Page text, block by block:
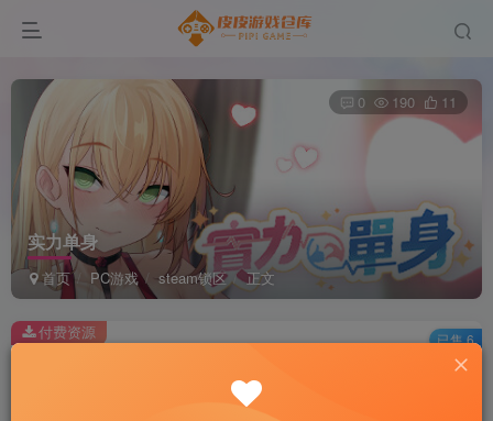
实力单身
首页 PC游戏 steam锁区 正文
0 190 11
此内容为付费资源，请付费后查看
付费资源 已售 6